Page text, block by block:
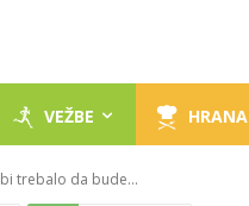
VEŽBE HRANA
trebalo da bude...